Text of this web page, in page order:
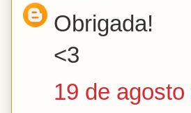
Obrigada!
<3
19 de